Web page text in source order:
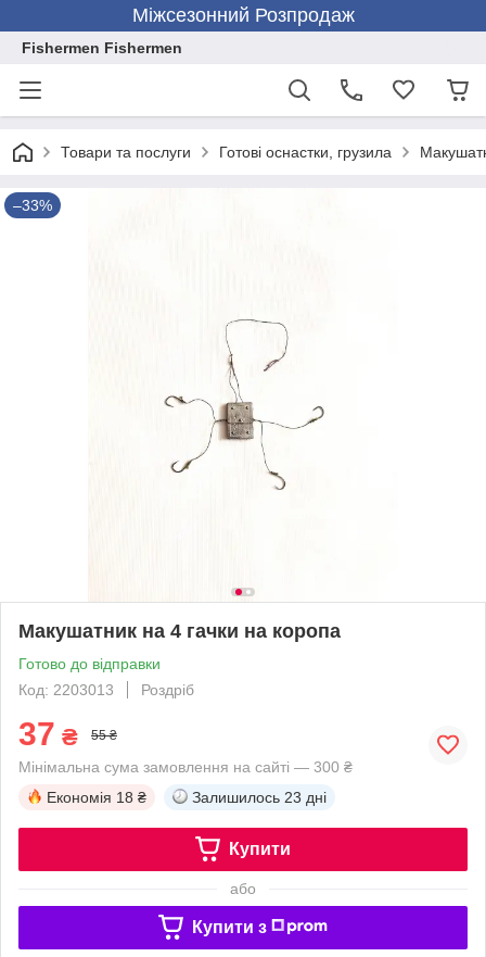
Міжсезонний Розпродаж
Fishermen Fishermen
Товари та послуги Готові оснастки, грузила
–33%
Макушатник на 4 гачки на коропа
Готово до відправки
Код: 2203013
Роздріб
37 ₴ 55 ₴
Мінімальна сума замовлення на сайті — 300 ₴
Економія 18 ₴ Залишилось 23 дні
Купити
або
Купити з